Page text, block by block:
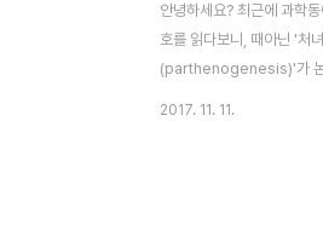
안녕하세요? 최근에 과학
호를 읽다보니, 때아닌 '처
(parthenogenesis)'가 논
2017. 11. 11.